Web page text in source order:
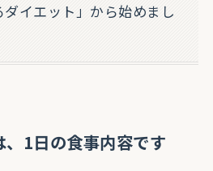
イエット」から始めまし
、1日の食事内容です